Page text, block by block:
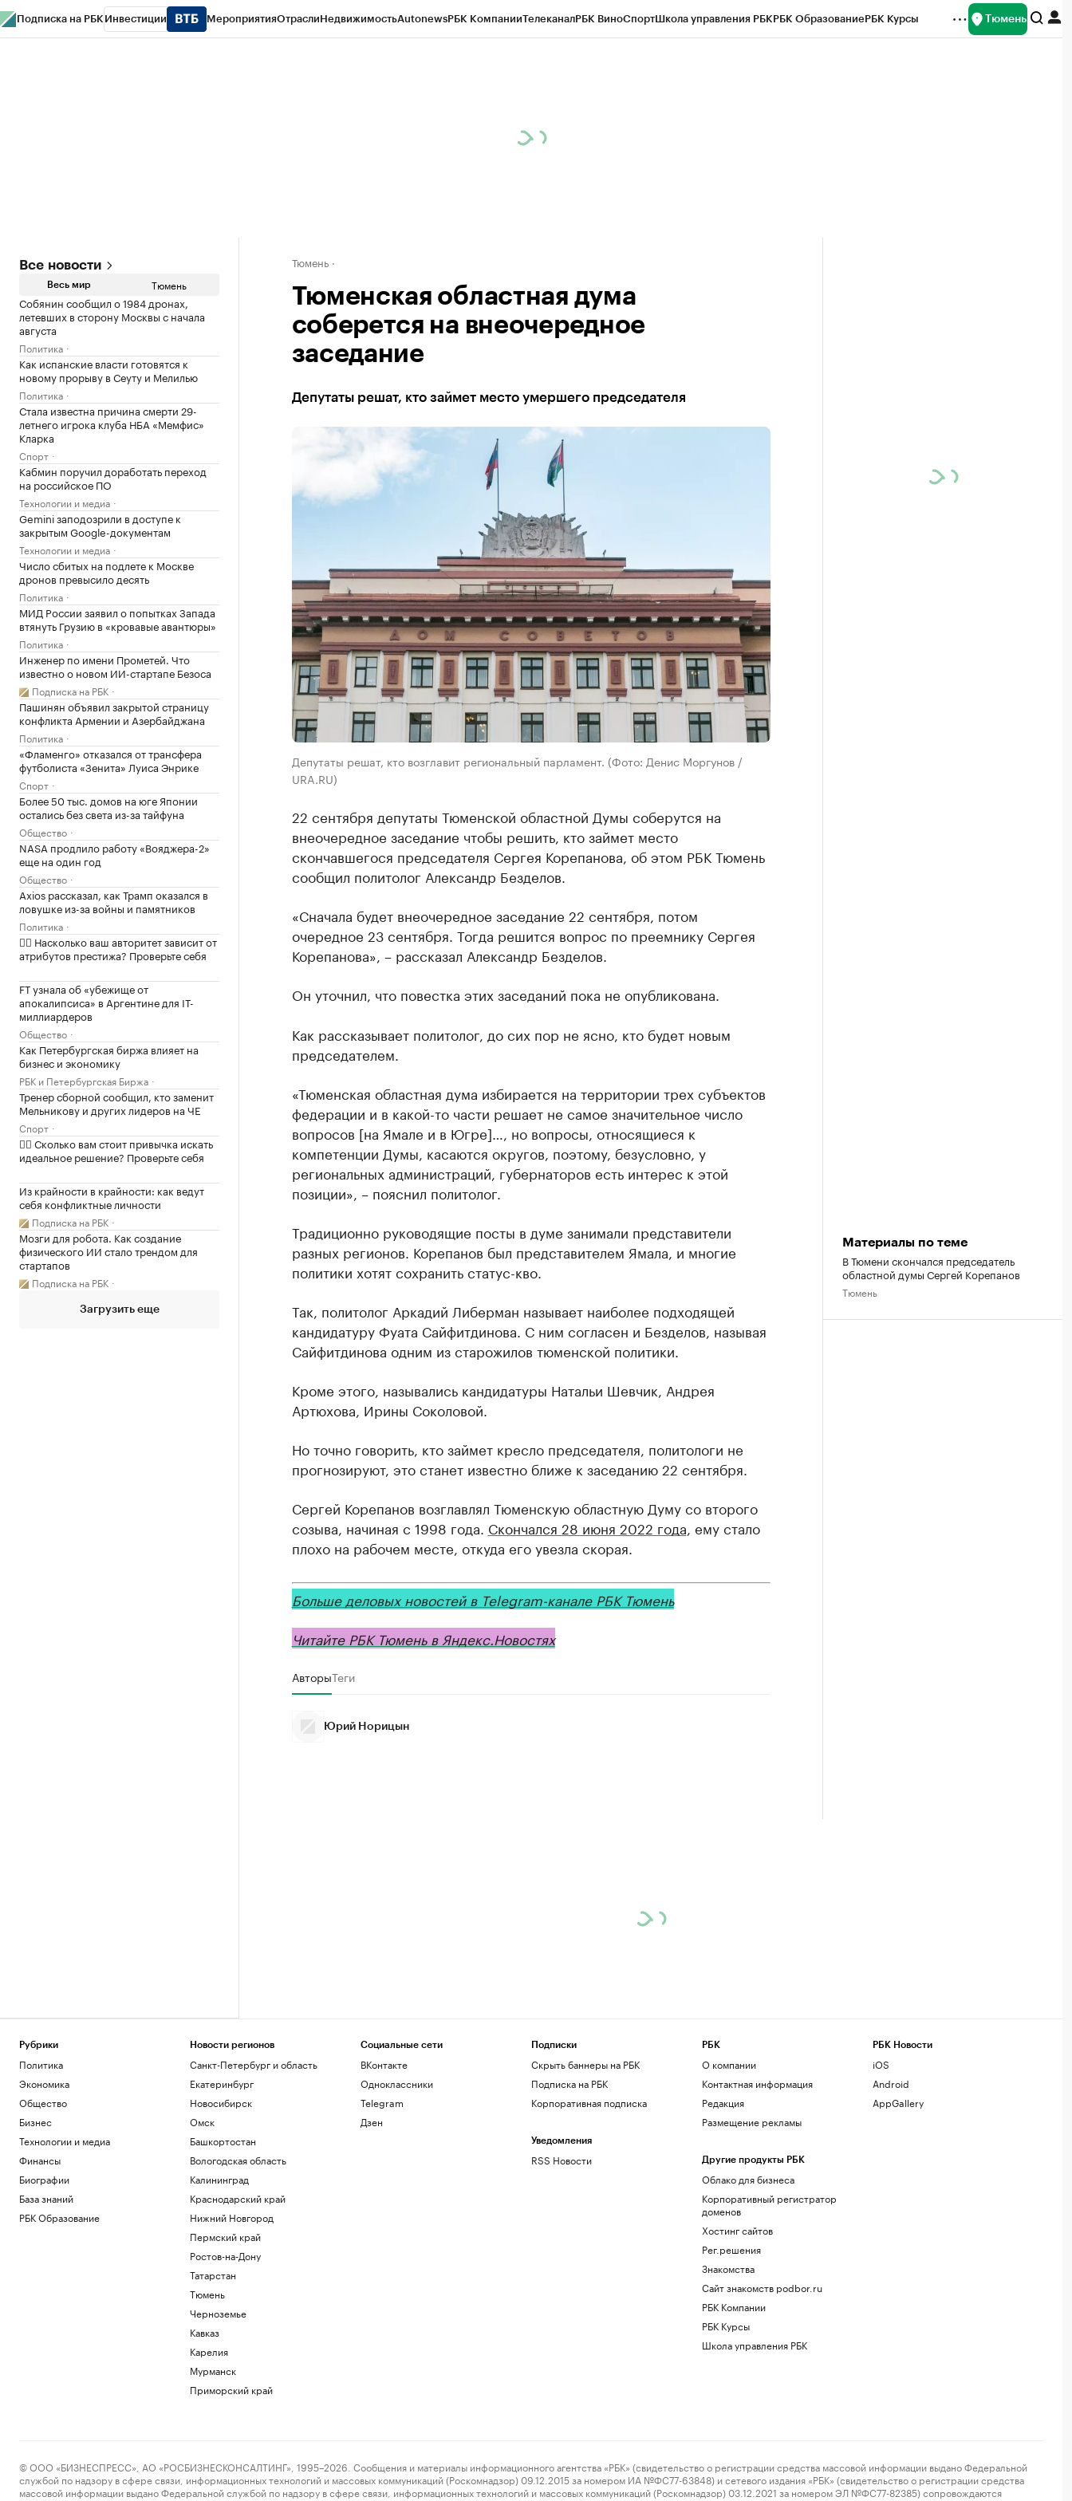
Подписка на РБК Инвестиции МероприятияОтраслиНедвижимостьAutonewsРБК КомпанииТелеканалРБК ВиноСпортШкола управления РБКРБК ОбразованиеРБК Курсы Тюмень
Все новости
Весь мир Тюмень
Собянин сообщил о 1984 дронах,
летевших в сторону Москвы с начала
августа
Политика
Как испанские власти готовятся к
новому прорыву в Сеуту и Мелилью
Политика
Стала известна причина смерти 29-
летнего игрока клуба НБА «Мемфис»
Кларка
Спорт
Кабмин поручил доработать переход
на российское ПО
Технологии и медиа
Gemini заподозрили в доступе к
закрытым Google-документам
Технологии и медиа
Число сбитых на подлете к Москве
дронов превысило десять
Политика
МИД России заявил о попытках Запада
втянуть Грузию в «кровавые авантюры»
Политика
Инженер по имени Прометей. Что
известно о новом ИИ-стартапе Безоса
Подписка на РБК
Пашинян объявил закрытой страницу
конфликта Армении и Азербайджана
Политика
«Фламенго» отказался от трансфера
футболиста «Зенита» Луиса Энрике
Спорт
Более 50 тыс. домов на юге Японии
остались без света из-за тайфуна
Общество
NASA продлило работу «Вояджера-2»
еще на один год
Общество
Axios рассказал, как Трамп оказался в
ловушке из-за войны и памятников
Политика
✍🏻 Насколько ваш авторитет зависит от
атрибутов престижа? Проверьте себя
FT узнала об «убежище от
апокалипсиса» в Аргентине для IT-
миллиардеров
Общество
Как Петербургская биржа влияет на
бизнес и экономику
РБК и Петербургская Биржа
Тренер сборной сообщил, кто заменит
Мельникову и других лидеров на ЧЕ
Спорт
✍🏻 Сколько вам стоит привычка искать
идеальное решение? Проверьте себя
Из крайности в крайности: как ведут
себя конфликтные личности
Подписка на РБК
Мозги для робота. Как создание
физического ИИ стало трендом для
стартапов
Подписка на РБК
Загрузить еще
Тюмень
Тюменская областная дума
соберется на внеочередное
заседание
Депутаты решат, кто займет место умершего председателя
Депутаты решат, кто возглавит региональный парламент. (Фото: Денис Моргунов /
URA.RU)
22 сентября депутаты Тюменской областной Думы соберутся на
внеочередное заседание чтобы решить, кто займет место
скончавшегося председателя Сергея Корепанова, об этом РБК Тюмень
сообщил политолог Александр Безделов.
«Сначала будет внеочередное заседание 22 сентября, потом
очередное 23 сентября. Тогда решится вопрос по преемнику Сергея
Корепанова», – рассказал Александр Безделов.
Он уточнил, что повестка этих заседаний пока не опубликована.
Как рассказывает политолог, до сих пор не ясно, кто будет новым
председателем.
«Тюменская областная дума избирается на территории трех субъектов
федерации и в какой-то части решает не самое значительное число
вопросов [на Ямале и в Югре]…, но вопросы, относящиеся к
компетенции Думы, касаются округов, поэтому, безусловно, у
региональных администраций, губернаторов есть интерес к этой
позиции», – пояснил политолог.
Традиционно руководящие посты в думе занимали представители
разных регионов. Корепанов был представителем Ямала, и многие
политики хотят сохранить статус-кво.
Так, политолог Аркадий Либерман называет наиболее подходящей
кандидатуру Фуата Сайфитдинова. С ним согласен и Безделов, называя
Сайфитдинова одним из старожилов тюменской политики.
Кроме этого, назывались кандидатуры Натальи Шевчик, Андрея
Артюхова, Ирины Соколовой.
Но точно говорить, кто займет кресло председателя, политологи не
прогнозируют, это станет известно ближе к заседанию 22 сентября.
Сергей Корепанов возглавлял Тюменскую областную Думу со второго
созыва, начиная с 1998 года. Скончался 28 июня 2022 года , ему стало
плохо на рабочем месте, откуда его увезла скорая.
Больше деловых новостей в Telegram-канале РБК Тюмень
Читайте РБК Тюмень в Яндекс.Новостях
АвторыТеги
Юрий Норицын
Материалы по теме
В Тюмени скончался председатель
областной думы Сергей Корепанов
Тюмень
Рубрики
Политика
Экономика
Общество
Бизнес
Технологии и медиа
Финансы
Биографии
База знаний
РБК Образование
Новости регионов
Санкт-Петербург и область
Екатеринбург
Новосибирск
Омск
Башкортостан
Вологодская область
Калининград
Краснодарский край
Нижний Новгород
Пермский край
Ростов-на-Дону
Татарстан
Тюмень
Черноземье
Кавказ
Карелия
Мурманск
Приморский край
Социальные сети
ВКонтакте
Одноклассники
Telegram
Дзен
Подписки
Скрыть баннеры на РБК
Подписка на РБК
Корпоративная подписка
Уведомления
RSS Новости
РБК
О компании
Контактная информация
Редакция
Размещение рекламы
Другие продукты РБК
Облако для бизнеса
Корпоративный регистратор
доменов
Хостинг сайтов
Рег.решения
Знакомства
Сайт знакомств podbor.ru
РБК Компании
РБК Курсы
Школа управления РБК
РБК Новости
iOS
Android
AppGallery
© ООО «БИЗНЕСПРЕСС», АО «РОСБИЗНЕСКОНСАЛТИНГ», 1995–2026. Сообщения и материалы информационного агентства «РБК» (свидетельство о регистрации средства массовой информации выдано Федеральной
службой по надзору в сфере связи, информационных технологий и массовых коммуникаций (Роскомнадзор) 09.12.2015 за номером ИА №ФС77-63848) и сетевого издания «РБК» (свидетельство о регистрации средства
массовой информации выдано Федеральной службой по надзору в сфере связи, информационных технологий и массовых коммуникаций (Роскомнадзор) 03.12.2021 за номером ЭЛ №ФС77-82385) сопровождаются